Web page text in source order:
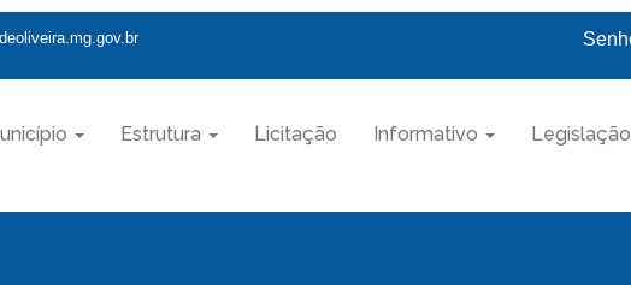
Estrutura Licitação Informativo